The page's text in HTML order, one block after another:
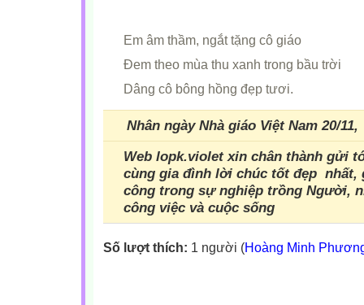
Em âm thầm, ngắt tặng cô giáo
Đem theo mùa thu xanh trong bầu trời
Dâng cô bông hồng đẹp tươi.
Nhân ngày Nhà giáo Việt Nam 20/11,
Web lopk.violet xin chân thành gửi
cùng gia đình lời chúc tốt đẹp nhất,
công trong sự nghiệp trồng Người,
công việc và cuộc sống
Số lượt thích: 1 người (Hoàng Minh